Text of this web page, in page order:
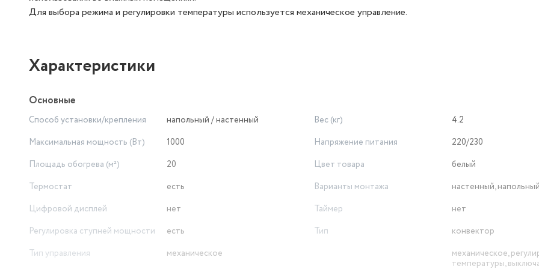
Для выбора режима и регулировки температуры используется механическое управление.
Характеристики
Основные
Способ установки/крепления
напольный / настенный
Максимальная мощность (Вт)
1000
Площадь обогрева (м²)
20
Термостат
есть
Цифровой дисплей
нет
Регулировка ступней мощности
есть
Тип управления
механическое
Вес (кг)
4.2
Напряжение питания
220/230
Цвет товара
белый
Варианты монтажа
настенный, напольный
Таймер
нет
Тип
конвектор
механическое,
температуры,